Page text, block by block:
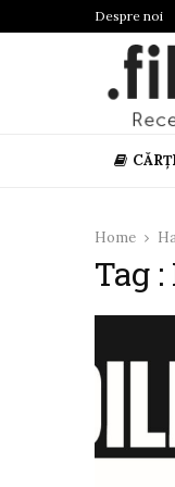
Despre noi
Home
Tag